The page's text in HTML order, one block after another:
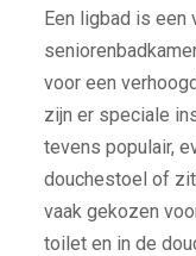
Een ligbad is een
voor een
zijn er speciale
tevens populair,
douchestoel of
vaak gekozen
toilet en in de